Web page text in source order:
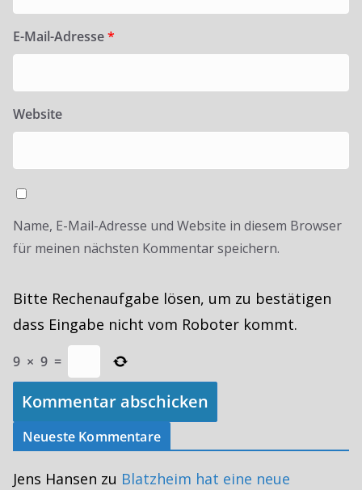
E-Mail-Adresse*
Website
Name, E-Mail-Adresse und Website in diesem Browser
für meinen nächsten Kommentar speichern.
Bitte Rechenaufgabe lösen, um zu bestätigen
dass Eingabe nicht vom Roboter kommt.
9 × 9 =
Neueste Kommentare
Jens Hansen zu Blatzheim hat eine neue